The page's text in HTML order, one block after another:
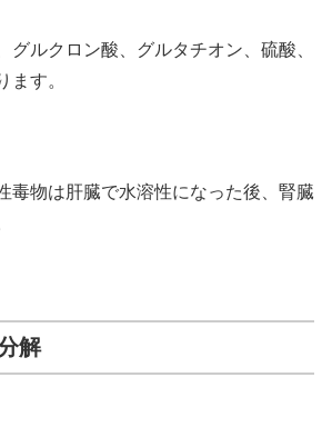
グルクロン酸、グルタチオン、硫酸、
ます。
毒物は肝臓で水溶性になった後、腎臓
解